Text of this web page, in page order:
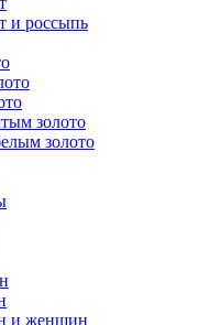
и россыпь
золото
золото
и женщин